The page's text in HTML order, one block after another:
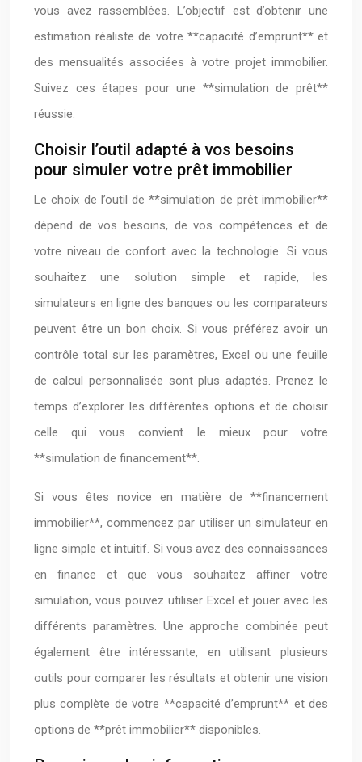
vous avez rassemblées. L’objectif est d’obtenir une
estimation réaliste de votre **capacité d’emprunt** et
des mensualités associées à votre projet immobilier.
Suivez ces étapes pour une **simulation de prêt**
réussie.
Choisir l’outil adapté à vos besoins
pour simuler votre prêt immobilier
Le choix de l’outil de **simulation de prêt immobilier**
dépend de vos besoins, de vos compétences et de
votre niveau de confort avec la technologie. Si vous
souhaitez une solution simple et rapide, les
simulateurs en ligne des banques ou les comparateurs
peuvent être un bon choix. Si vous préférez avoir un
contrôle total sur les paramètres, Excel ou une feuille
de calcul personnalisée sont plus adaptés. Prenez le
temps d’explorer les différentes options et de choisir
celle qui vous convient le mieux pour votre
**simulation de financement**.
Si vous êtes novice en matière de **financement
immobilier**, commencez par utiliser un simulateur en
ligne simple et intuitif. Si vous avez des connaissances
en finance et que vous souhaitez affiner votre
simulation, vous pouvez utiliser Excel et jouer avec les
différents paramètres. Une approche combinée peut
également être intéressante, en utilisant plusieurs
outils pour comparer les résultats et obtenir une vision
plus complète de votre **capacité d’emprunt** et des
options de **prêt immobilier** disponibles.